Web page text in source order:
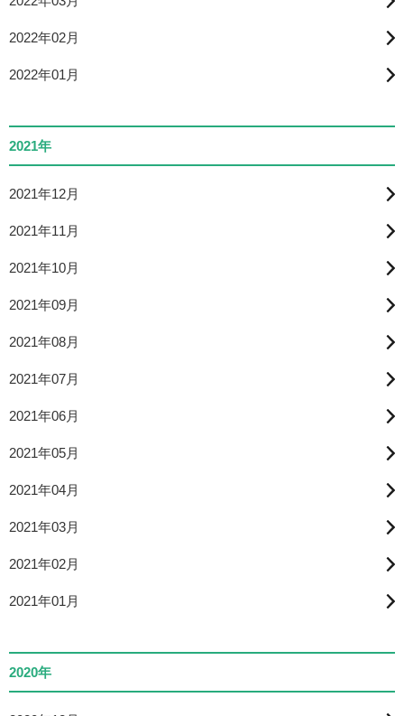
2022年02月
2022年01月
2021年
2021年12月
2021年11月
2021年10月
2021年09月
2021年08月
2021年07月
2021年06月
2021年05月
2021年04月
2021年03月
2021年02月
2021年01月
2020年